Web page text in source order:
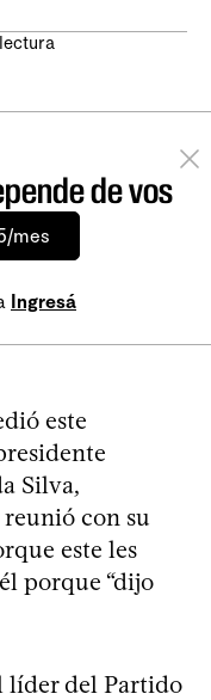
de vos
mes
Ingresá
este
Silva,
con su
este les
porque “dijo
líder del Partido